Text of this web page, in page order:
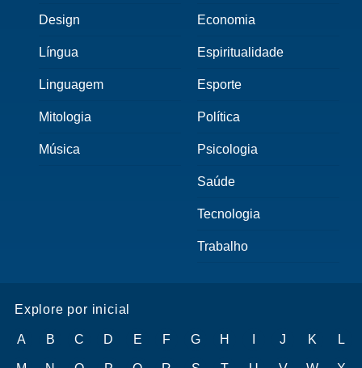
Design
Língua
Linguagem
Mitologia
Música
Economia
Espiritualidade
Esporte
Política
Psicologia
Saúde
Tecnologia
Trabalho
Explore por inicial
A B C D E F G H J K L